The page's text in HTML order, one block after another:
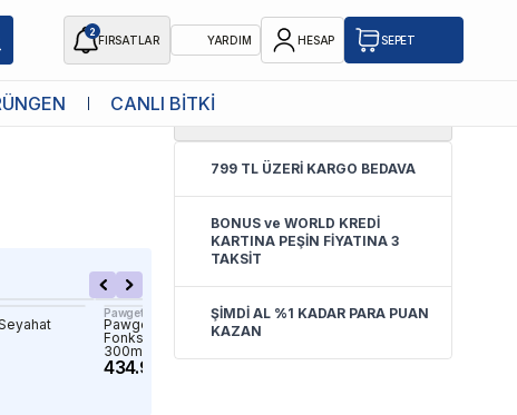
2
FIRSATLAR YARDIM HESAP SEPET
CANLI BİTKİ
Pembe
Pawgether
Pawgether Pure Travel 1 4in1
Fonksiyonel Seyahat Suluğu
300ml
434.90 TL
Şımart
2,299.90 TL
5.0
799 TL ÜZERİ KARGO BEDAVA
BONUS ve WORLD KREDİ
KARTINA PEŞİN FİYATINA 3
TAKSİT
ŞİMDİ AL %1 KADAR PARA PUAN
KAZAN